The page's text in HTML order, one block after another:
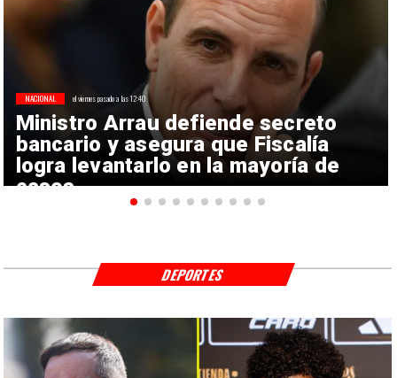
Ministro Arrau defiende secreto
bancario y asegura que Fiscalía
logra levantarlo en la mayoría de
casos
NACIONAL el viernes pasado a las 12:40
DEPORTES